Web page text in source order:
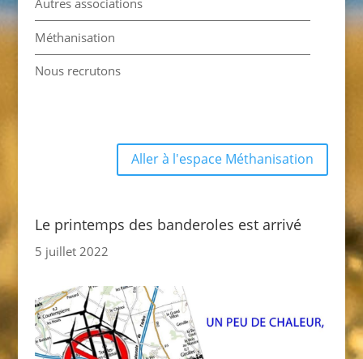
Autres associations
Méthanisation
Nous recrutons
Aller à l'espace Méthanisation
Le printemps des banderoles est arrivé
5 juillet 2022